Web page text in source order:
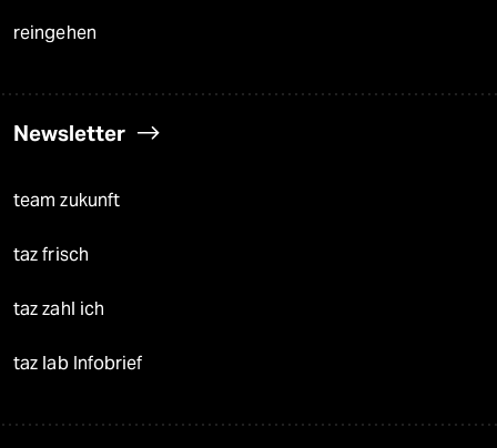
reingehen
Newsletter
team zukunft
taz frisch
taz zahl ich
taz lab Infobrief